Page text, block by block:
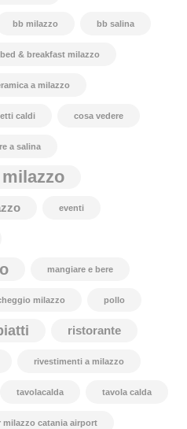
bb milazzo bb salina
bed & breakfast milazzo
a milazzo
caldi cosa vedere
a salina
eventi
mangiare e bere
milazzo pollo
ristorante
rivestimenti a milazzo
tavolacalda tavola calda
milazzo catania airport